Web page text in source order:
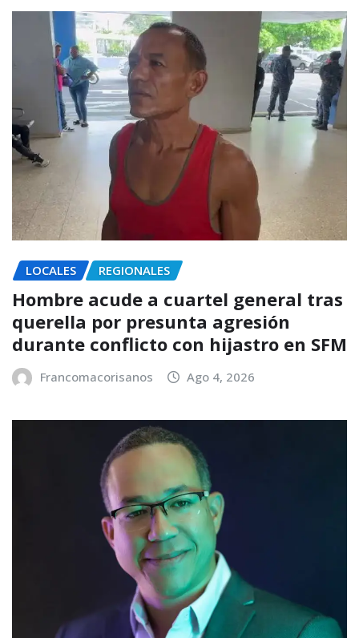
LOCALES REGIONALES
Hombre acude a cuartel general tras
querella por presunta agresión
durante conflicto con hijastro en SFM
Francomacorisanos Ago 4, 2026